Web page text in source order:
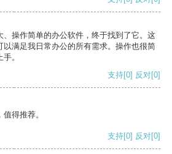
、操作简单的办公软件，终于找到了它。这
以满足我日常办公的所有需求。操作也很简
。
支持[0] 反对[0]
得推荐。
支持[0] 反对[0]